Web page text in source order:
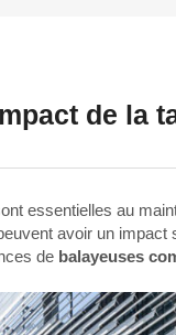
de la
essentielles au
avoir un
de balayeuses